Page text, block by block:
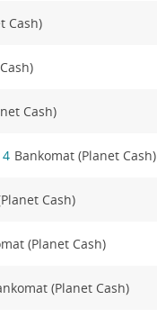
Cash)
Cash)
4 Bankomat (Planet Cash)
Cash)
(Planet Cash)
(Planet Cash)